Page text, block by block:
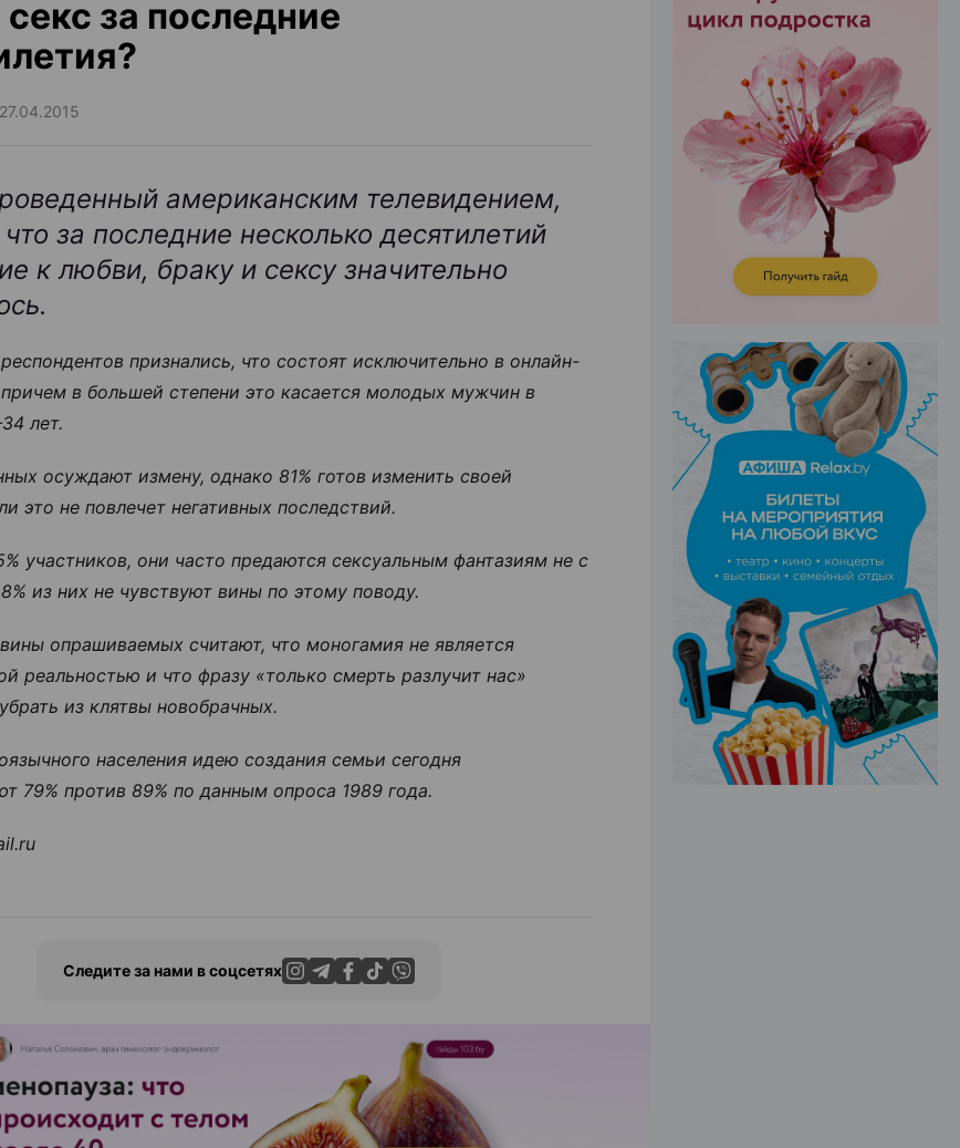
за последние
американским телевидением,
за последние несколько десятилетий
к любви, браку и сексу значительно
признались, что состоят исключительно в онлайн-
в большей степени это касается молодых мужчин в
лет.
осуждают измену, однако 81% готов изменить своей
это не повлечет негативных последствий.
участников, они часто предаются сексуальным фантазиям не с
из них не чувствуют вины по этому поводу.
опрашиваемых считают, что моногамия не является
реальностью и что фразу «только смерть разлучит нас»
из клятвы новобрачных.
населения идею создания семьи сегодня
79% против 89% по данным опроса 1989 года.
Следите за нами в соцсетях
ЭФФЕКТИВНАЯ РЕКЛАМА НА САЙТЕ
ЭФФЕКТИВНАЯ РЕКЛАМА НА САЙТЕ
ЭФФЕКТИВНАЯ РЕКЛАМА НА САЙТЕ